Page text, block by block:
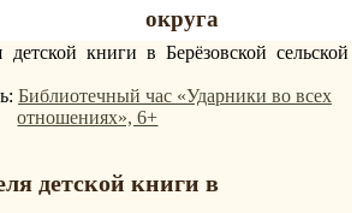
округа
детской книги в Берёзовской сельской
Библиотечный час «Ударники во всех
отношениях», 6+
детской книги в